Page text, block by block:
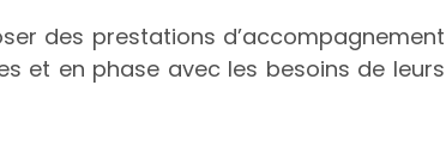
des prestations d’accompagnement
et en phase avec les besoins de leurs